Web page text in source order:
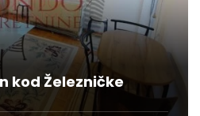
kod Železničke